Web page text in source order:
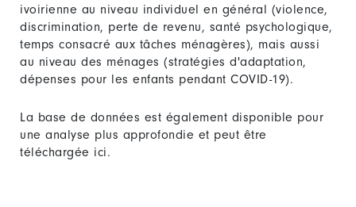
ivoirienne au niveau individuel en général (violence,
discrimination, perte de revenu, santé psychologique,
temps consacré aux tâches ménagères), mais aussi
au niveau des ménages (stratégies d'adaptation,
dépenses pour les enfants pendant COVID-19).
La base de données est également disponible pour
une analyse plus approfondie et peut être
téléchargée ici.